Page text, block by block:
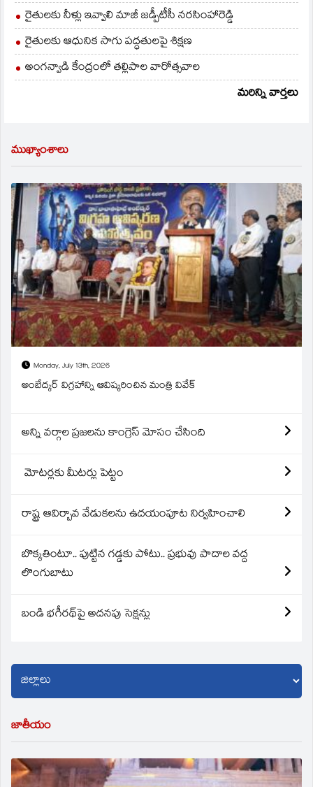
రైతులకు నీళ్లు ఇవ్వాలి మాజీ జడ్పీటీసీ నరసింహారెడ్డి
రైతులకు ఆధునిక సాగు పద్ధతులపై శిక్షణ
అంగన్వాడి కేంద్రంలో తల్లిపాల వారోత్సవాల
మరిన్ని వార్తలు
ముఖ్యాంశాలు
Monday, July 13th, 2026
అంబేద్కర్ విగ్రహాన్ని ఆవిష్కరించిన మంత్రి వివేక్
అన్ని వర్గాల ప్రజలను కాంగ్రెస్ మోసం చేసింది
మోటర్లకు మీటర్లు పెట్టం
రాష్ట్ర ఆవిర్బావ వేడుకలను ఉదయంపూట నిర్వహించాలి
బొక్కతింటూ.. పుట్టిన గడ్డకు పోటు.. ప్రభువు పాదాల వద్ద
లొంగుబాటు
బండి భగీరథ్‌పై అదనపు సెక్షన్లు
జాతీయం